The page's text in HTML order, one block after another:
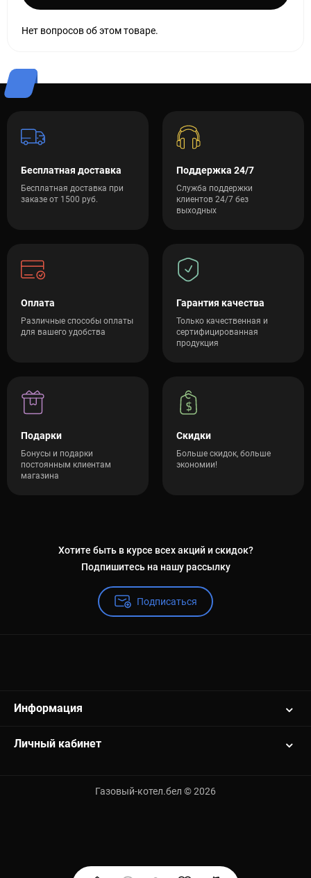
Нет вопросов об этом товаре.
Бесплатная доставка
Бесплатная доставка при
заказе от 1500 руб.
Поддержка 24/7
Служба поддержки
клиентов 24/7 без
выходных
Оплата
Различные способы оплаты
для вашего удобства
Гарантия качества
Только качественная и
сертифицированная
продукция
Подарки
Бонусы и подарки
постоянным клиентам
магазина
Скидки
Больше скидок, больше
экономии!
Хотите быть в курсе всех акций и скидок?
Подпишитесь на нашу рассылку
Подписаться
Информация
Личный кабинет
Газовый-котел.бел © 2026